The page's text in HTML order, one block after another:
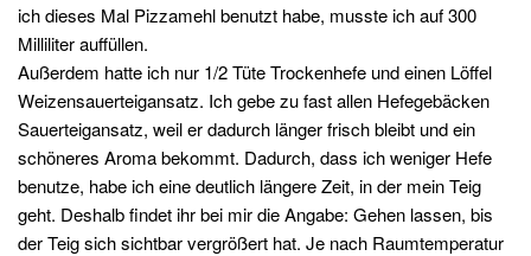
ich dieses Mal Pizzamehl benutzt habe, musste ich auf 300
Milliliter auffüllen.
Außerdem hatte ich nur 1/2 Tüte Trockenhefe und einen Löffel
Weizensauerteigansatz. Ich gebe zu fast allen Hefegebäcken
Sauerteigansatz, weil er dadurch länger frisch bleibt und ein
schöneres Aroma bekommt. Dadurch, dass ich weniger Hefe
benutze, habe ich eine deutlich längere Zeit, in der mein Teig
geht. Deshalb findet ihr bei mir die Angabe: Gehen lassen, bis
der Teig sich sichtbar vergrößert hat. Je nach Raumtemperatur